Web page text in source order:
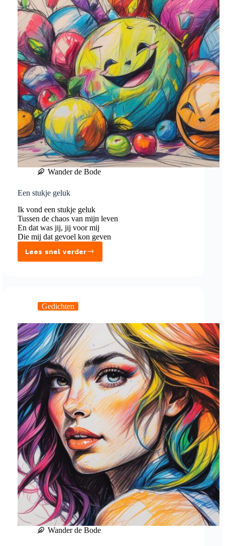
Wander de Bode
Een stukje geluk
Ik vond een stukje geluk
Tussen de chaos van mijn leven
En dat was jij, jij voor mij
Die mij dat gevoel kon geven
Lees snel verder
Een
Gedichten
Wander de Bode